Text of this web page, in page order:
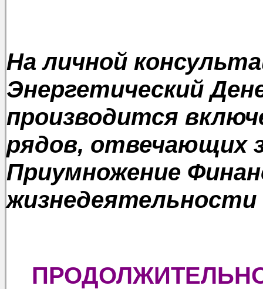
На личной
Энергетический
производится
рядов, отвечающих
Приумножение
жизнедеятельности